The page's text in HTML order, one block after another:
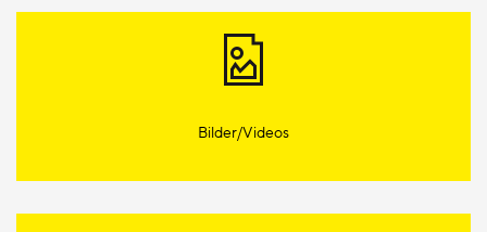
Bilder/Videos